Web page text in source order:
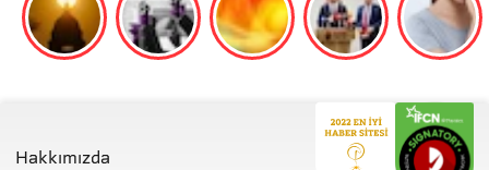
Hakkımızda